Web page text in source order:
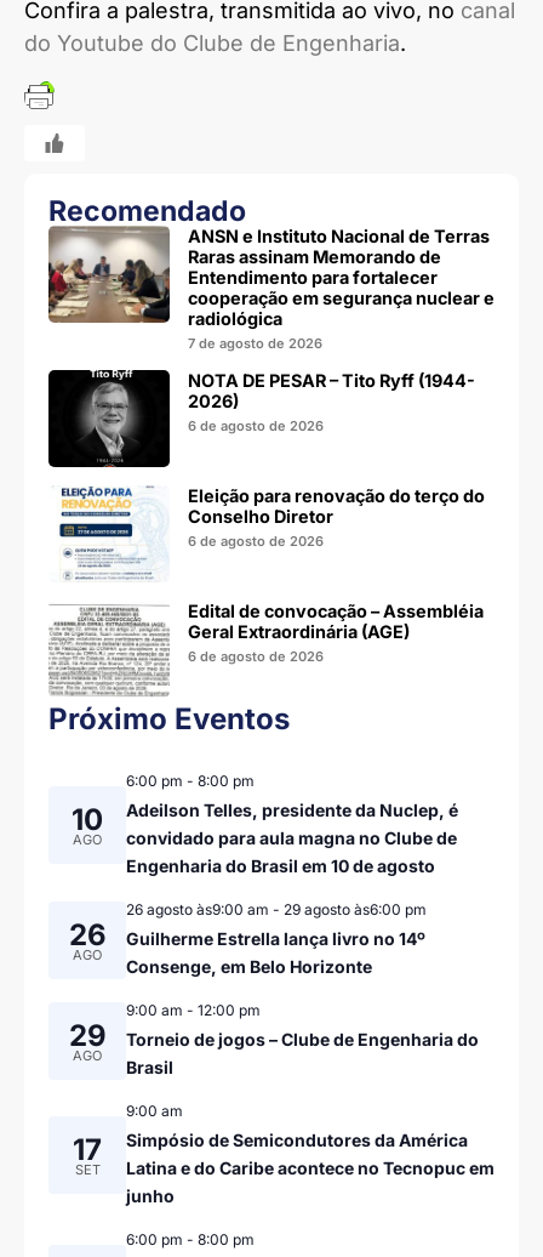
Confira a palestra, transmitida ao vivo, no canal
do Youtube do Clube de Engenharia.
Recomendado
ANSN e Instituto Nacional de Terras
Raras assinam Memorando de
Entendimento para fortalecer
cooperação em segurança nuclear e
radiológica
7 de agosto de 2026
NOTA DE PESAR – Tito Ryff (1944-
2026)
6 de agosto de 2026
Eleição para renovação do terço do
Conselho Diretor
6 de agosto de 2026
Edital de convocação – Assembléia
Geral Extraordinária (AGE)
6 de agosto de 2026
Próximo Eventos
AGO
10
6:00 pm - 8:00 pm
Adeilson Telles, presidente da Nuclep, é
convidado para aula magna no Clube de
Engenharia do Brasil em 10 de agosto
AGO
26
26 agosto às9:00 am - 29 agosto às6:00 pm
Guilherme Estrella lança livro no 14º
Consenge, em Belo Horizonte
AGO
29
9:00 am - 12:00 pm
Torneio de jogos – Clube de Engenharia do
Brasil
SET
17
9:00 am
Simpósio de Semicondutores da América
Latina e do Caribe acontece no Tecnopuc em
junho
6:00 pm - 8:00 pm